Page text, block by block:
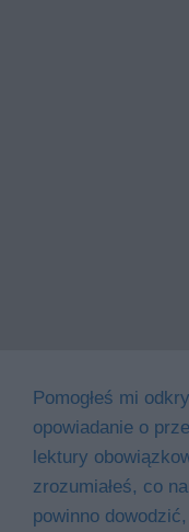
Pomogłeś mi
opowiadanie o
lektury
zrozumiałeś, co
powinno